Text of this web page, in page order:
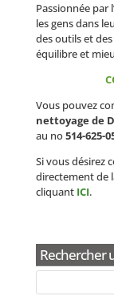
Passionnée par
les gens dans
des outils et
équilibre et
Vous pouvez
nettoyage de D
au no514-625-
Si vous désirez
directement de
cliquant ICI.
Rechercher